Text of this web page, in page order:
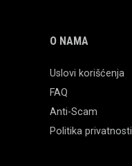
O NAMA
Uslovi korišćenja
FAQ
Anti-Scam
Politika privatnosti